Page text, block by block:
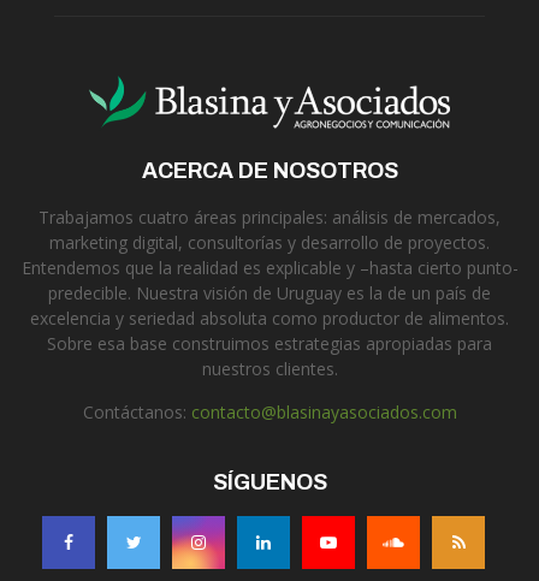
ACERCA DE NOSOTROS
Trabajamos cuatro áreas principales: análisis de mercados,
marketing digital, consultorías y desarrollo de proyectos.
Entendemos que la realidad es explicable y –hasta cierto punto-
predecible. Nuestra visión de Uruguay es la de un país de
excelencia y seriedad absoluta como productor de alimentos.
Sobre esa base construimos estrategias apropiadas para
nuestros clientes.
Contáctanos: contacto@blasinayasociados.com
SÍGUENOS